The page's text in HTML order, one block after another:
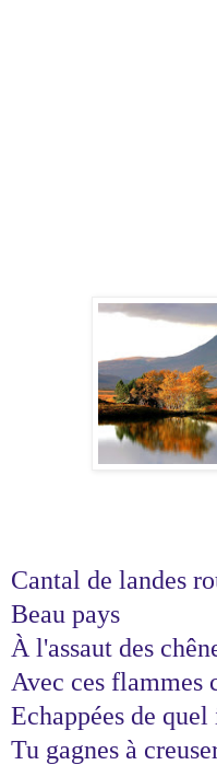
Cantal de landes
Beau pays
À l'assaut des
Avec ces flammes
Echappées de
Tu gagnes à